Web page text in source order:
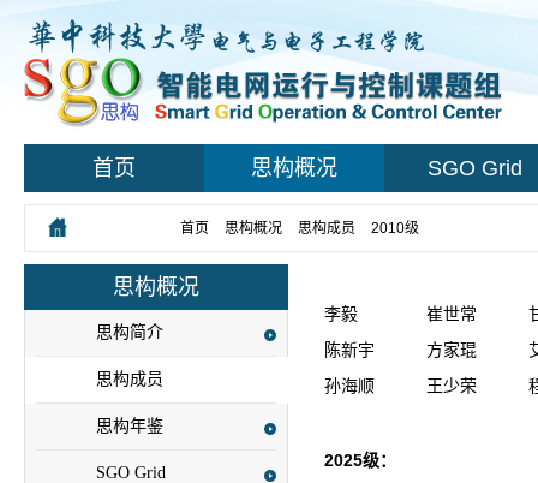
首页 思构概况 SGO Grid
首页 思构概况 思构成员 2010级
思构概况
思构简介
思构成员
思构年鉴
SGO Grid
李毅 崔世常
陈新宇
方家琨
孙海顺
王少荣
2025级：